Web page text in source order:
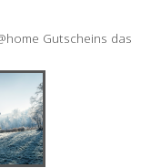
Gutscheins das